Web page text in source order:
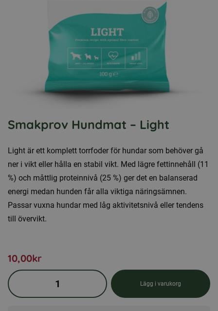
Smakprov Hundmat – Light
Light är ett komplett torrfoder för hundar som behöver gå
ner i vikt eller hålla en stabil vikt. Med lägre fettinnehåll (11
%) och måttlig proteinnivå (25 %) ger det en balanserad
energi medan hunden får alla viktiga näringsämnen.
Passar vuxna hundar med låg aktivitetsnivå eller tendens
till övervikt.
10,00kr
Smakprov
Hundmat
Lägg i varukorg